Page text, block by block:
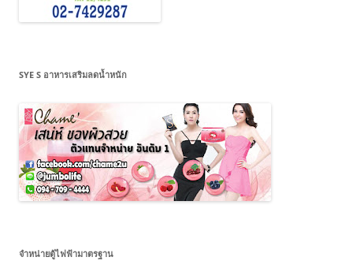
SYE S อาหารเสริมลดน้ำหนัก
จำหน่ายตู้ไฟฟ้ามาตรฐาน